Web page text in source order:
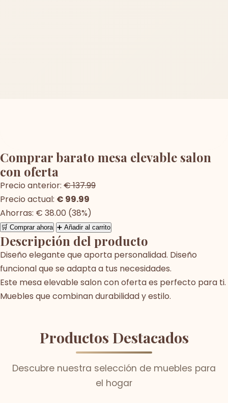
Comprar barato mesa elevable salon
con oferta
Precio anterior: € 137.99
Precio actual: € 99.99
Ahorras: € 38.00 (38%)
🛒 Comprar ahora ➕ Añadir al carrito
Descripción del producto
Diseño elegante que aporta personalidad. Diseño
funcional que se adapta a tus necesidades.
Este mesa elevable salon con oferta es perfecto para ti.
Muebles que combinan durabilidad y estilo.
Productos Destacados
Descubre nuestra selección de muebles para
el hogar